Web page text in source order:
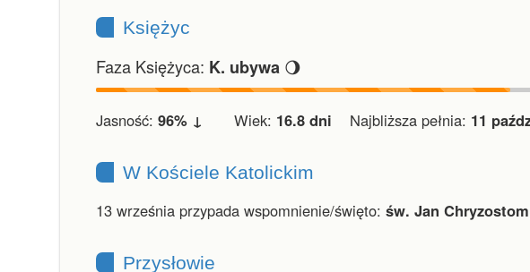
Księżyc
Faza Księżyca: K. ubywa 🌖
Jasność: 96% ↓ Wiek: 16.8 dni Najbliższa pełnia: 11
W Kościele Katolickim
13 września przypada wspomnienie/święto: św. Jan
Przysłowie